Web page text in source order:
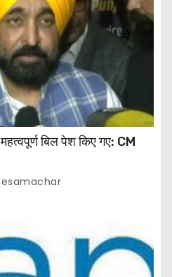
बिल पेश किए गए: CM